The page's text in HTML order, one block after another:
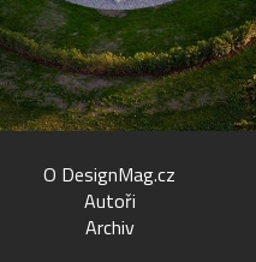
O DesignMag.cz
Autoři
Archiv